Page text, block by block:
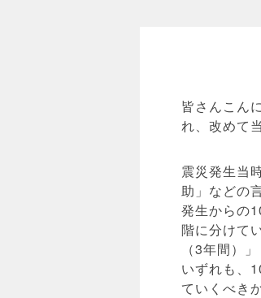
皆さんこん
れ、改めて
震災発生当
助」などの
発生からの
階に分けて
（3年間）
いずれも、
ていくべき